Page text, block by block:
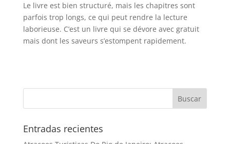
Le livre est bien structuré, mais les chapitres sont
parfois trop longs, ce qui peut rendre la lecture
laborieuse. C’est un livre qui se dévore avec gratuit
mais dont les saveurs s’estompent rapidement.
Entradas recientes